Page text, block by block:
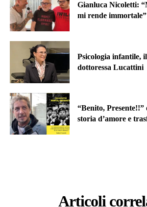
Gianluca Nicoletti:
mi rende immortale”
Psicologia infantile,
dottoressa Lucattini
“Benito,
storia d’amore e
Articoli